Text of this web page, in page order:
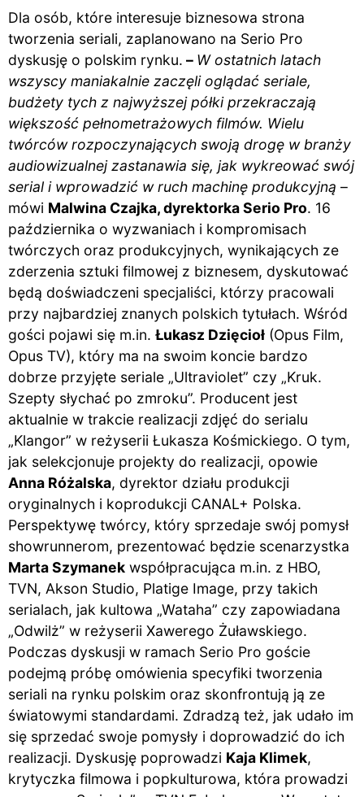
Dla osób, które interesuje biznesowa strona
tworzenia seriali, zaplanowano na Serio Pro
dyskusję o polskim rynku. – W ostatnich latach
wszyscy maniakalnie zaczęli oglądać seriale,
budżety tych z najwyższej półki przekraczają
większość pełnometrażowych filmów. Wielu
twórców rozpoczynających swoją drogę w branży
audiowizualnej zastanawia się, jak wykreować swój
serial i wprowadzić w ruch machinę produkcyjną –
mówi Malwina Czajka, dyrektorka Serio Pro. 16
października o wyzwaniach i kompromisach
twórczych oraz produkcyjnych, wynikających ze
zderzenia sztuki filmowej z biznesem, dyskutować
będą doświadczeni specjaliści, którzy pracowali
przy najbardziej znanych polskich tytułach. Wśród
gości pojawi się m.in. Łukasz Dzięcioł (Opus Film,
Opus TV), który ma na swoim koncie bardzo
dobrze przyjęte seriale „Ultraviolet” czy „Kruk.
Szepty słychać po zmroku”. Producent jest
aktualnie w trakcie realizacji zdjęć do serialu
„Klangor” w reżyserii Łukasza Kośmickiego. O tym,
jak selekcjonuje projekty do realizacji, opowie
Anna Różalska, dyrektor działu produkcji
oryginalnych i koprodukcji CANAL+ Polska.
Perspektywę twórcy, który sprzedaje swój pomysł
showrunnerom, prezentować będzie scenarzystka
Marta Szymanek współpracująca m.in. z HBO,
TVN, Akson Studio, Platige Image, przy takich
serialach, jak kultowa „Wataha” czy zapowiadana
„Odwilż” w reżyserii Xawerego Żuławskiego.
Podczas dyskusji w ramach Serio Pro goście
podejmą próbę omówienia specyfiki tworzenia
seriali na rynku polskim oraz skonfrontują ją ze
światowymi standardami. Zdradzą też, jak udało im
się sprzedać swoje pomysły i doprowadzić do ich
realizacji. Dyskusję poprowadzi Kaja Klimek,
krytyczka filmowa i popkulturowa, która prowadzi